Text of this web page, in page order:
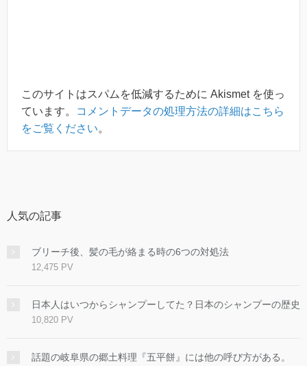
このサイトはスパムを低減するために Akismet を使っ
ています。
コメントデータの処理方法の詳細はこちら
をご覧ください。
人気の記事
ブリーチ後、髪の毛が絡まる時の6つの対処法
12,475 PV
日本人はいつからシャンプーしてた？日本のシャンプーの歴史
10,820 PV
話題の岐阜県の郷土料理『五平餅』には他の呼び方がある。